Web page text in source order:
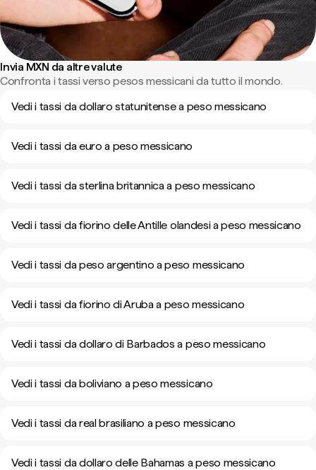
Invia MXN da altre valute
Confronta i tassi verso pesos messicani da tutto il mondo.
Vedi i tassi da dollaro statunitense a peso messicano
Vedi i tassi da euro a peso messicano
Vedi i tassi da sterlina britannica a peso messicano
Vedi i tassi da fiorino delle Antille olandesi a peso messicano
Vedi i tassi da peso argentino a peso messicano
Vedi i tassi da fiorino di Aruba a peso messicano
Vedi i tassi da dollaro di Barbados a peso messicano
Vedi i tassi da boliviano a peso messicano
Vedi i tassi da real brasiliano a peso messicano
Vedi i tassi da dollaro delle Bahamas a peso messicano